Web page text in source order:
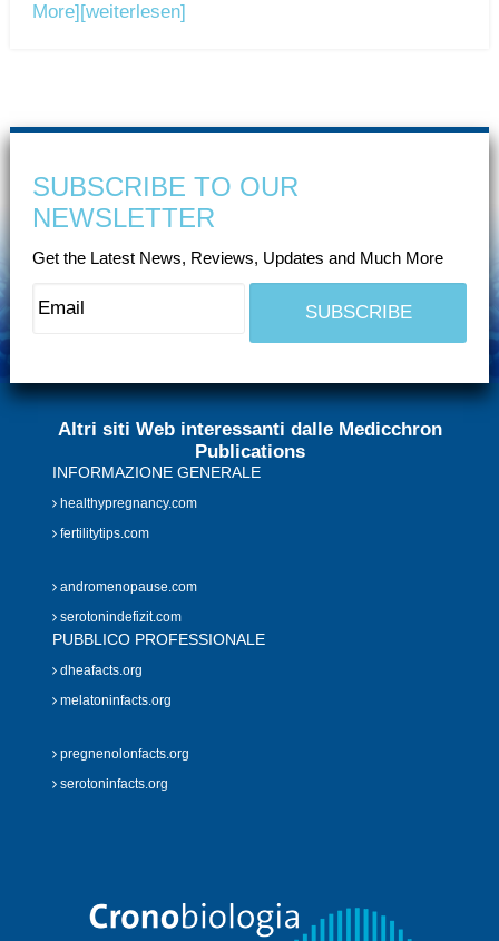
More] [weiterlesen]
SUBSCRIBE TO OUR
NEWSLETTER
Get the Latest News, Reviews, Updates and Much More
Altri siti Web interessanti dalle Medicchron
Publications
INFORMAZIONE GENERALE
healthypregnancy.com
fertilitytips.com
andromenopause.com
serotonindefizit.com
PUBBLICO PROFESSIONALE
dheafacts.org
melatoninfacts.org
pregnenolonfacts.org
serotoninfacts.org